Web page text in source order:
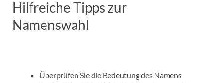
Hilfreiche Tipps zur
Namenswahl
Überprüfen Sie die Bedeutung des Namens